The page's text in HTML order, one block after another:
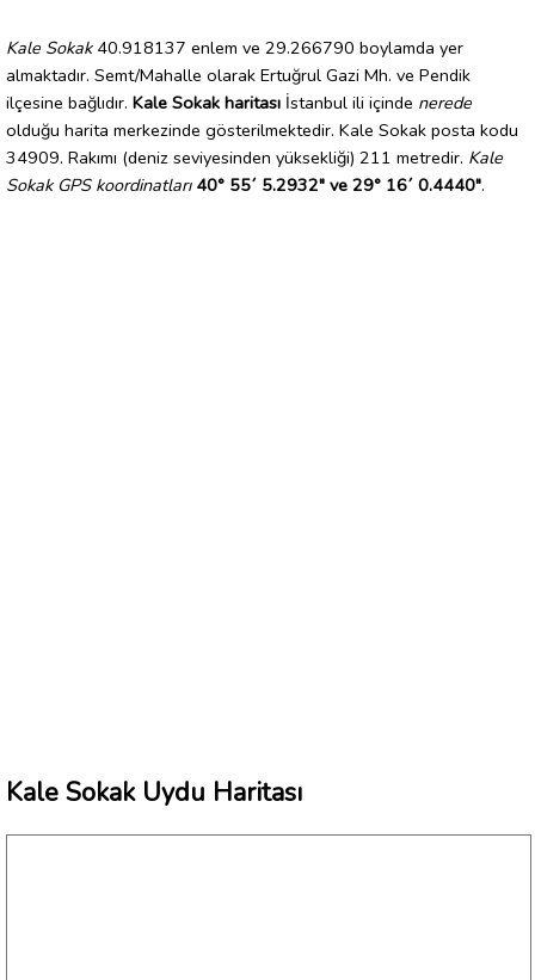
Kale Sokak40.918137 enlem ve 29.266790 boylamda yer
almaktadır. Semt/Mahalle olarak Ertuğrul Gazi Mh. ve Pendik
ilçesine bağlıdır. Kale Sokak haritası İstanbul ili içinde nerede
olduğu harita merkezinde gösterilmektedir. Kale Sokak posta kodu
34909. Rakımı (deniz seviyesinden yüksekliği) 211 metredir. Kale
Sokak GPS koordinatları 40° 55´ 5.2932" ve 29° 16´ 0.4440".
Kale Sokak Uydu Haritası